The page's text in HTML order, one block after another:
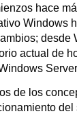
hace
Windows
desde
actual de
de los
del